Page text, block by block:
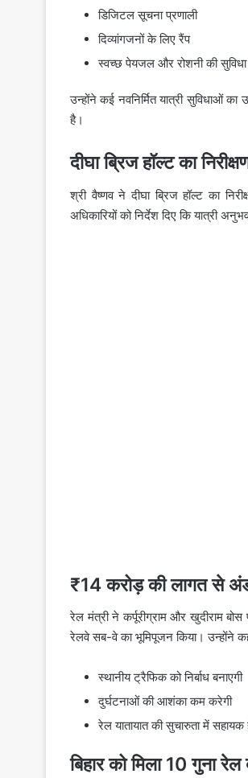
डिजिटल सूचना प्रणाली
दिव्यांगजनों के लिए रैंप
स्वच्छ पेयजल और रोशनी की सुविधा
उन्होंने कई नवनिर्मित यात्री सुविधाओं
है।
दीघा ब्रिज हॉल्ट का
श्री वैष्णव ने दीघा ब्रिज हॉल्ट का
अधिकारियों को निर्देश दिए कि यात्री
₹14 करोड़ की लागत से
रेल मंत्री ने कर्पूरीग्राम और खुदीराम
रेलवे सब-वे का भूमिपूजन किया। उन्होंने
स्थानीय ट्रैफिक को निर्बाध बनाएगी
दुर्घटनाओं की आशंका कम करेगी
रेल यातायात की सुचारुता में सहायक
बिहार को मिला 10 गुना